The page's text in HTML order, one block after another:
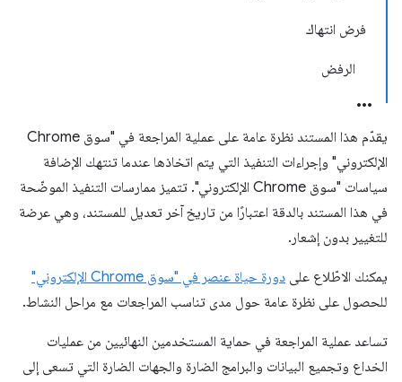
فرض انتهاك
الرفض
يقدّم هذا المستند نظرة عامة على عملية المراجعة في "سوق Chrome
الإلكتروني" وإجراءات التنفيذ التي يتم اتخاذها عندما تنتهك الإضافة
سياسات "سوق Chrome الإلكتروني". تتميز ممارسات التنفيذ الموضّحة
في هذا المستند بالدقة اعتبارًا من تاريخ آخر تعديل للمستند، وهي عرضة
للتغيير بدون إشعار.
يمكنك الاطّلاع على دورة حياة عنصر في "سوق Chrome الإلكتروني"
للحصول على نظرة عامة حول مدى تناسب المراجعات مع مراحل النشاط.
تساعد عملية المراجعة في حماية المستخدمين النهائيين من عمليات
الخداع وتجميع البيانات والبرامج الضارة والجهات الضارة التي تسعى إلى